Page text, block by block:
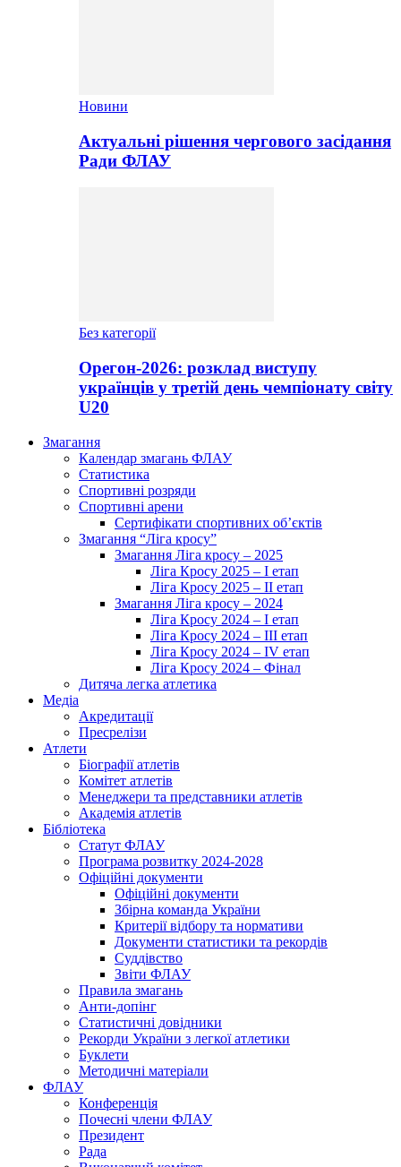
Новини
Актуальні рішення чергового засідання
Ради ФЛАУ
Без категорії
Орегон-2026: розклад виступу
українців у третій день чемпіонату світу
U20
Змагання
Календар змагань ФЛАУ
Статистика
Спортивні розряди
Спортивні арени
Сертифікати спортивних об’єктів
Змагання “Ліга кросу”
Змагання Ліга кросу – 2025
Ліга Кросу 2025 – I етап
Ліга Кросу 2025 – II етап
Змагання Ліга кросу – 2024
Ліга Кросу 2024 – I етап
Ліга Кросу 2024 – III етап
Ліга Кросу 2024 – IV етап
Ліга Кросу 2024 – Фінал
Дитяча легка атлетика
Медіа
Акредитації
Пресрелізи
Атлети
Біографії атлетів
Комітет атлетів
Менеджери та представники атлетів
Академія атлетів
Бібліотека
Статут ФЛАУ
Програма розвитку 2024-2028
Офіційні документи
Офіційні документи
Збірна команда України
Критерії відбору та нормативи
Документи статистики та рекордів
Суддівство
Звіти ФЛАУ
Правила змагань
Анти-допінг
Статистичні довідники
Рекорди України з легкої атлетики
Буклети
Методичні матеріали
ФЛАУ
Конференція
Почесні члени ФЛАУ
Президент
Рада